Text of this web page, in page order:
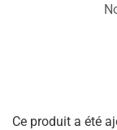
Ce produit a été